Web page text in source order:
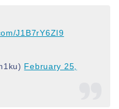
J1B7rY6ZI9
February 25,